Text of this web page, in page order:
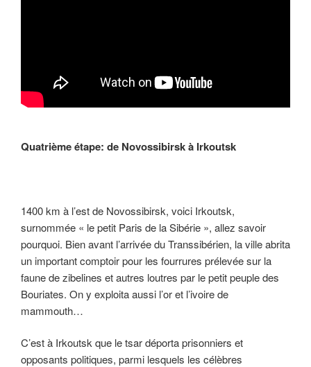
Quatrième étape: de Novossibirsk à Irkoutsk
1400 km à l’est de Novossibirsk, voici Irkoutsk,
surnommée « le petit Paris de la Sibérie », allez savoir
pourquoi. Bien avant l’arrivée du Transsibérien, la ville abrita
un important comptoir pour les fourrures prélevée sur la
faune de zibelines et autres loutres par le petit peuple des
Bouriates. On y exploita aussi l’or et l’ivoire de
mammouth…
C’est à Irkoutsk que le tsar déporta prisonniers et
opposants politiques, parmi lesquels les célèbres